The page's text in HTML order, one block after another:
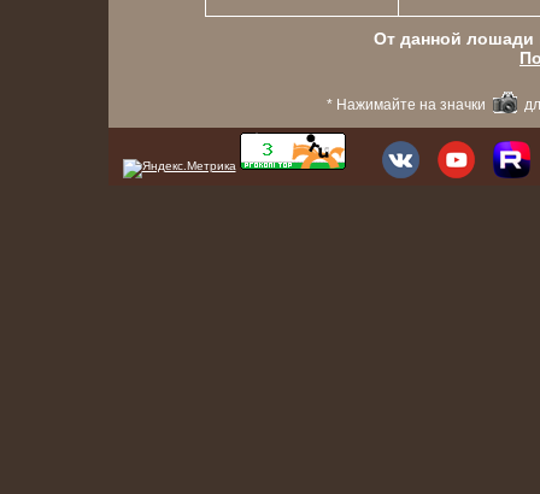
От данной лошади
* Нажимайте на значки